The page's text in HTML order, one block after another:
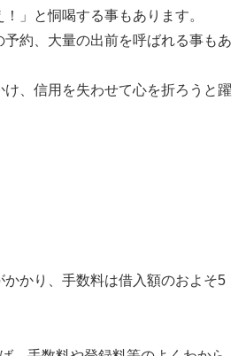
！」と恫喝する事もあります。
予約、大量の出前を呼ばれる事もあ
け、信用を失わせて心を折ろうと躍
かかり、手数料は借入額のおよそ5